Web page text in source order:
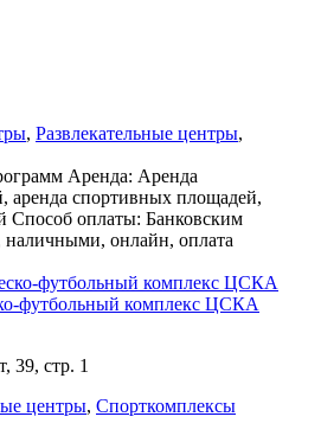
, Развлекательные центры,
Аренда: Аренда
аренда спортивных площадей,
Способ оплаты: Банковским
наличными, онлайн, оплата
футбольный комплекс ЦСКА
39, стр. 1
центры, Спорткомплексы